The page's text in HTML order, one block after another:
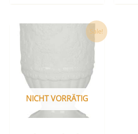
Sale!
NICHT VORRÄTIG
Ursprünglicher
Aktueller
Preis